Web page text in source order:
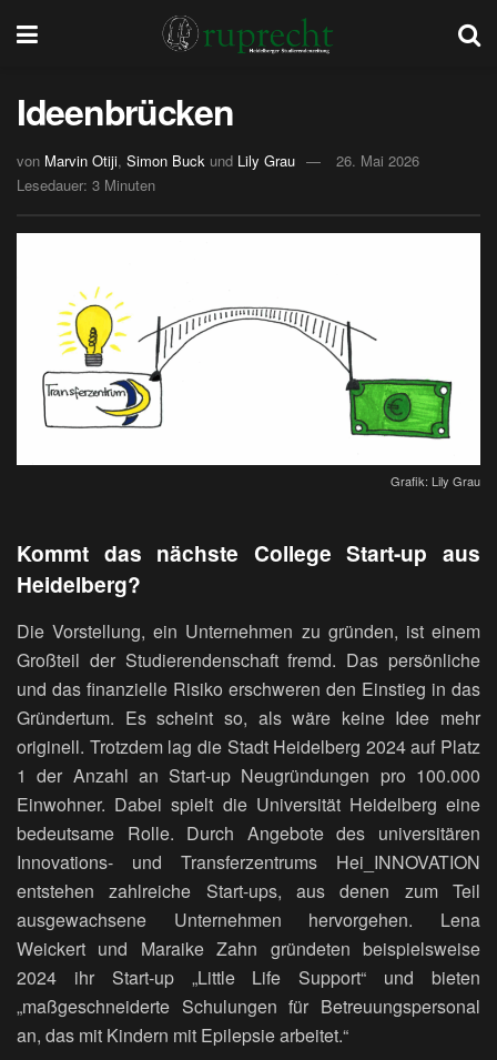
Ideenbrücken
von Marvin Otiji, Simon Buck und Lily Grau
26. Mai 2026
Lesedauer: 3 Minuten
Grafik: Lily Grau
Kommt das nächste College Start-up aus
Heidelberg?
Die Vorstellung, ein Unternehmen zu gründen, ist einem
Großteil der Studierendenschaft fremd. Das persönliche
und das finanzielle Risiko erschweren den Einstieg in das
Gründertum. Es scheint so, als wäre keine Idee mehr
originell. Trotzdem lag die Stadt Heidelberg 2024 auf Platz
1 der Anzahl an Start-up Neugründungen pro 100.000
Einwohner. Dabei spielt die Universität Heidelberg eine
bedeutsame Rolle. Durch Angebote des universitären
Innovations- und Transferzentrums Hei_INNOVATION
entstehen zahlreiche Start-ups, aus denen zum Teil
ausgewachsene Unternehmen hervorgehen. Lena
Weickert und Maraike Zahn gründeten beispielsweise
2024 ihr Start-up „Little Life Support“ und bieten
„maßgeschneiderte Schulungen für Betreuungspersonal
an, das mit Kindern mit Epilepsie arbeitet.“